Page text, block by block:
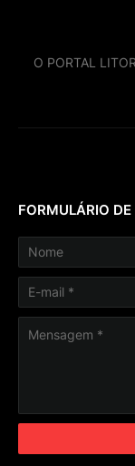
O PORTAL
FORMULÁRIO